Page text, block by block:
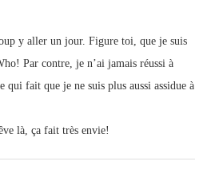
y aller un jour. Figure toi, que je suis
Par contre, je n’ai jamais réussi à
qui fait que je ne suis plus aussi assidue à
là, ça fait très envie!